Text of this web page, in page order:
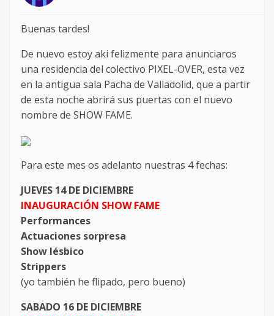
Buenas tardes!
De nuevo estoy aki felizmente para anunciaros
una residencia del colectivo PIXEL-OVER, esta vez
en la antigua sala Pacha de Valladolid, que a partir
de esta noche abrirá sus puertas con el nuevo
nombre de SHOW FAME.
Para este mes os adelanto nuestras 4 fechas:
JUEVES 14 DE DICIEMBRE
INAUGURACIÓN SHOW FAME
Performances
Actuaciones sorpresa
Show lésbico
Strippers
(yo también he flipado, pero bueno)
SABADO 16 DE DICIEMBRE